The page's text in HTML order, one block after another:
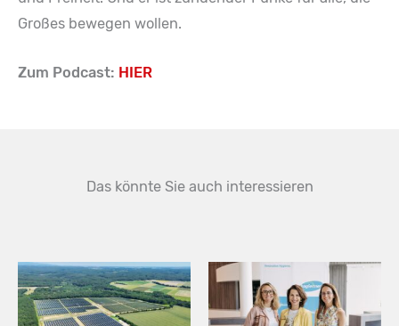
Großes bewegen wollen.
Zum Podcast: HIER
Das könnte Sie auch interessieren